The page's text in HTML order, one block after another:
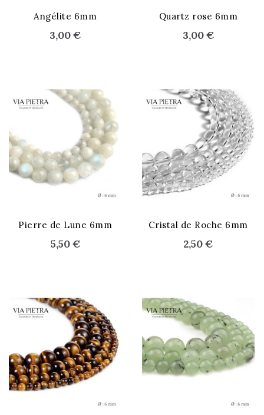
Angélite 6mm
3,00 €
Quartz rose 6mm
3,00 €
Pierre de Lune 6mm
5,50 €
Cristal de Roche 6mm
2,50 €